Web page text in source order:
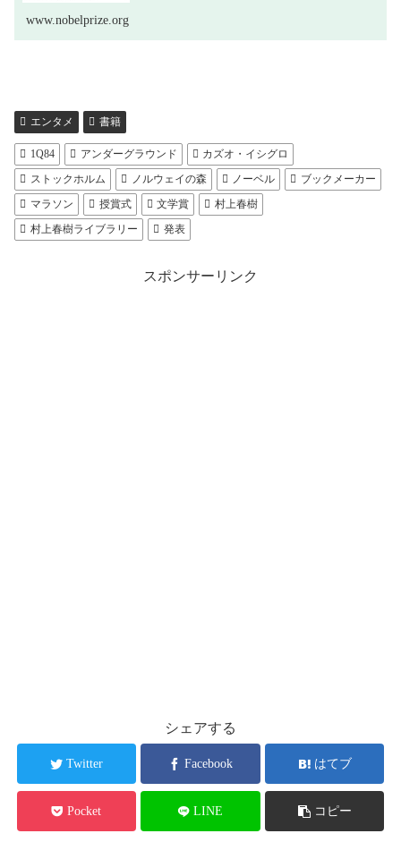
www.nobelprize.org
エンタメ 書籍
1Q84 アンダーグラウンド
カズオ・イシグロ
ストックホルム
ノルウェイの森 ノーベル
ブックメーカー
マラソン
授賞式 文学賞
村上春樹
村上春樹ライブラリー
発表
スポンサーリンク
シェアする
Twitter Facebook はてブ
Pocket LINE コピー